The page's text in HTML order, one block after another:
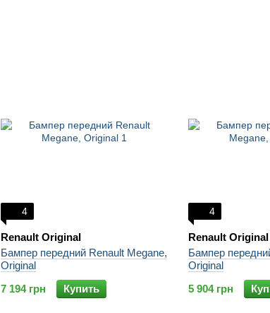
4
Renault Original
Бампер передний Renault Megane,
Original
7 194 грн
Купить
4
Renault Original
Бампер
Original
5 904 грн